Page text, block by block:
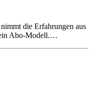
die Erfahrungen aus
Abo-Modell.…